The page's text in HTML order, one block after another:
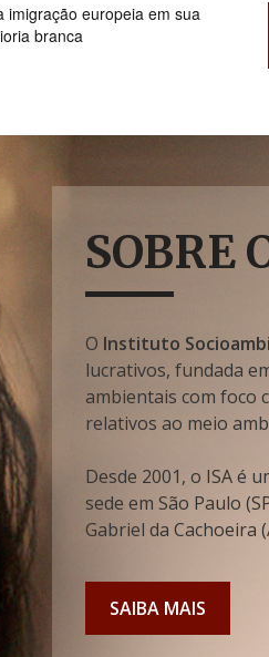
imigração europeia em sua
branca
SOBRE
O Instituto
lucrativos, fundada
ambientais com foco
relativos ao meio
Desde 2001, o ISA é
sede em São Paulo
Gabriel da Cachoeira
SAIBA MAIS